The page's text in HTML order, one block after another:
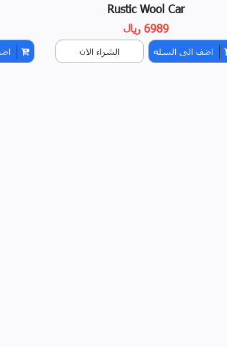
Rustic Wool Car
6989 ريال
اضف الى السله الشراء الان